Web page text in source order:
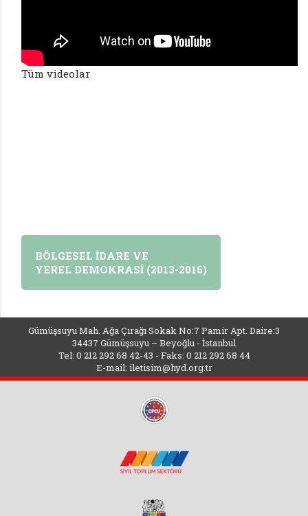
Tüm videolar
BÖLGESEL İDARE VE
YEREL DEMOKRASİ (2013-2016)
Gümüşsuyu Mah. Ağa Çırağı Sokak No:7 Pamir Apt. Daire:3
34437 Gümüşsuyu – Beyoğlu - İstanbul
Tel: 0 212 292 68 42-43 - Faks: 0 212 292 68 44
E-mail: iletisim@hyd.org.tr